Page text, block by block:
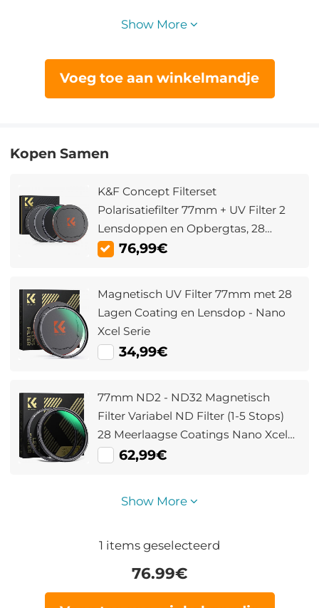
Show More
Voeg toe aan winkelmandje
Kopen Samen
K&F Concept Filterset
Polarisatiefilter 77mm + UV Filter 2
Lensdoppen en Opbergtas, 28
Lagen Antireflecterende
76,99€
Magnetisch UV Filter 77mm met 28
Lagen Coating en Lensdop - Nano
Xcel Serie
34,99€
77mm ND2 - ND32 Magnetisch
Filter Variabel ND Filter (1-5 Stops)
28 Meerlaagse Coatings Nano Xcel
Serie62,99€
Show More
1 items geselecteerd
76.99€